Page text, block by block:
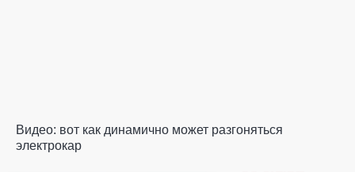
Видео: вот как динамично может разгоняться
электрокар